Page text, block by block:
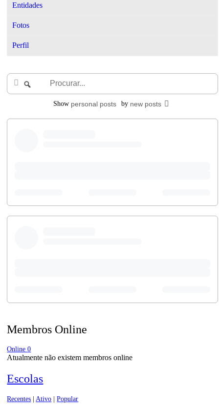
Entidades
Fotos
Perfil
Procurar
Procurar...
Show personal posts by new posts
Membros Online
Online0
Atualmente não existem membros online
Escolas
Recentes Ativo Popular